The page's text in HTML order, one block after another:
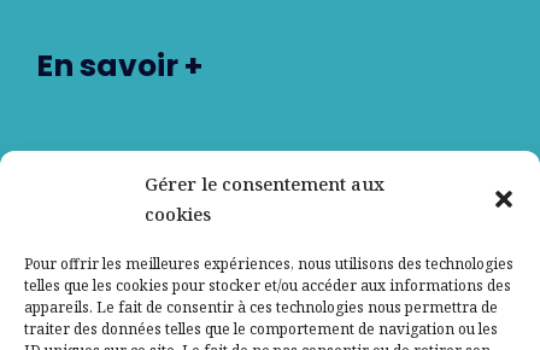
Gérer le consentement aux
cookies
Pour offrir les meilleures expériences, nous utilisons des technologies
telles que les cookies pour stocker et/ou accéder aux informations des
appareils. Le fait de consentir à ces technologies nous permettra de
traiter des données telles que le comportement de navigation ou les
En savoir +
Contactez-nous